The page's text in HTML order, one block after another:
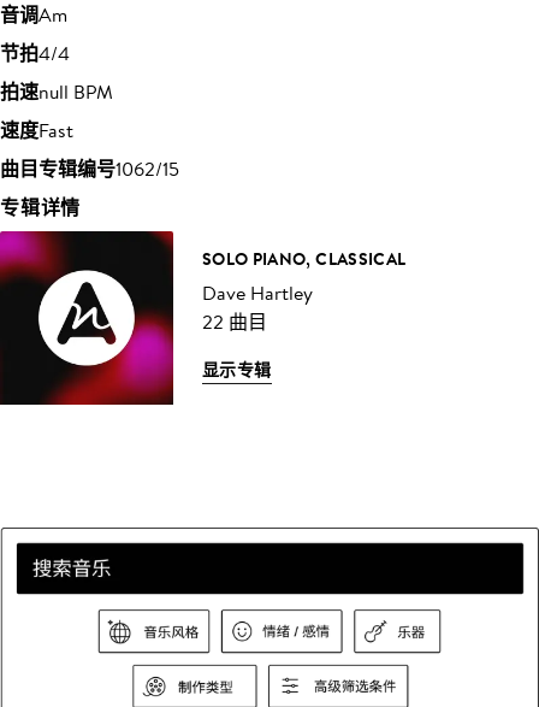
音调Am
节拍4/4
拍速null BPM
速度Fast
曲目专辑编号1062/15
专辑详情
SOLO PIANO, CLASSICAL
Dave Hartley
22 曲目
显示专辑